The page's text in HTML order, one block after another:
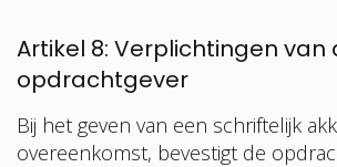
Artikel 8: Verplichtingen van
opdrachtgever
Bij het geven van een schriftelijk
overeenkomst, bevestigt de